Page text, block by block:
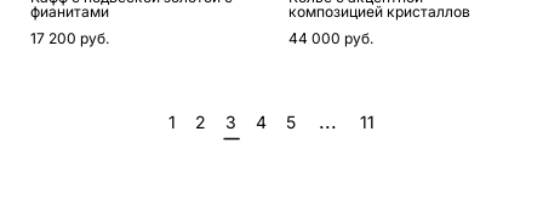
фианитами
17 200 pуб.
композицией кристаллов
44 000 pуб.
1 2 3 4 5 ... 11